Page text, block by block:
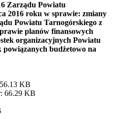
Zarządu Powiatu
2016 roku w sprawie: zmiany
Powiatu Tarnogórskiego z
planów finansowych
organizacyjnych Powiatu
budżetowo na
KB
66.29 KB